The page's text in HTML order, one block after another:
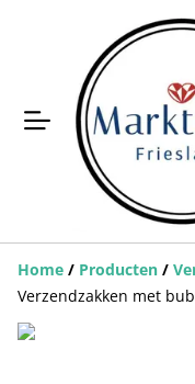
Home / Producten /
Verzendzakken met